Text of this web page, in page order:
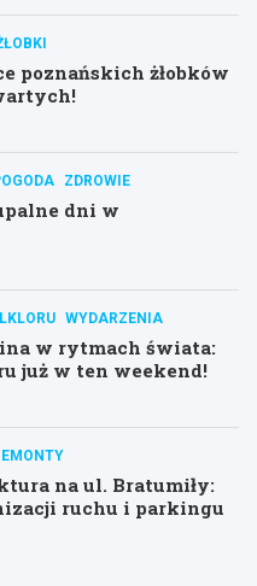
poznańskich żłobków
ZDROWIE
dni w
WYDARZENIA
w rytmach świata:
już w ten weekend!
na ul. Bratumiły:
ruchu i parkingu